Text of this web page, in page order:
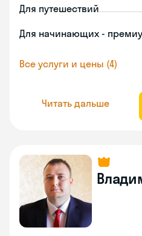
Для путешествий
Для начинающих -
Все услуги и цены (4)
Читать дальше